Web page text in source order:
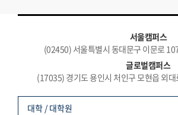
서울캠퍼스
(02450) 서울특별시 동대문구 이문로
글로벌캠퍼스
(17035) 경기도 용인시 처인구 모현읍 외
대학 / 대학원